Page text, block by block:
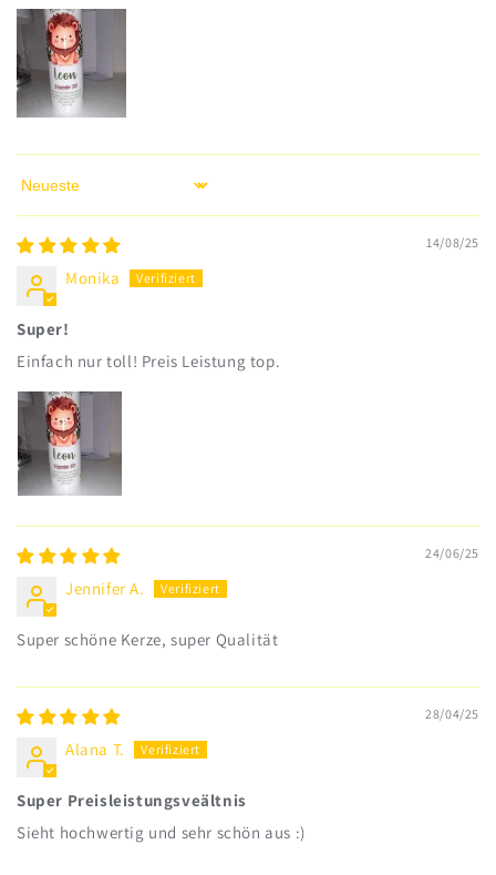
Sort by
14/08/25
Monika
Super!
Einfach nur toll! Preis Leistung top.
24/06/25
Jennifer A.
Super schöne Kerze, super Qualität
28/04/25
Alana T.
Super Preisleistungsveältnis
Sieht hochwertig und sehr schön aus :)